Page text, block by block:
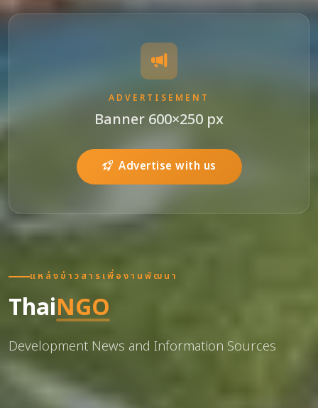
ADVERTISEMENT
Banner 600×250 px
Advertise with us
แหล่งข่าวสารเพื่องานพัฒนา
ThaiNGO
Development News and Information Sources